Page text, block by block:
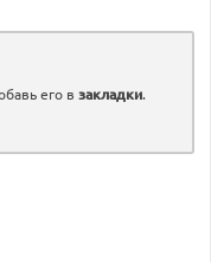
его в закладки.